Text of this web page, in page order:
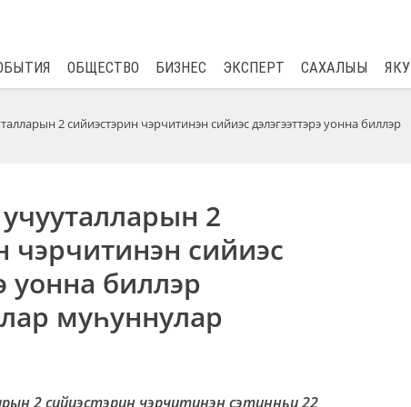
ОБЩЕСТВО БИЗНЕС ЭКСПЕРТ САХАЛЫЫ
2 сийиэстэрин чэрчитинэн сийиэс дэлэгээттэрэ уонна биллэр
2
чэрчитинэн сийиэс
уонна биллэр
муһуннулар
2 сийиэстэрин чэрчитинэн сэтинньи 22